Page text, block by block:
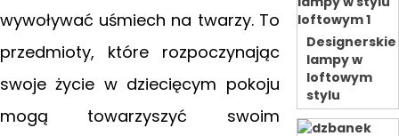
wywoływać uśmiech na twarzy. To
przedmioty, które rozpoczynając
swoje życie w dziecięcym pokoju
mogą towarzyszyć swoim
Designerskie
lampy w
loftowym
stylu